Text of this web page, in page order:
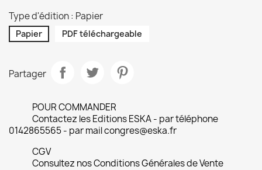
Type d'édition : Papier
Papier PDF téléchargeable
Partager
POUR COMMANDER
Contactez les Editions ESKA - par téléphone
0142865565 - par mail congres@eska.fr
CGV
Consultez nos Conditions Générales de Vente